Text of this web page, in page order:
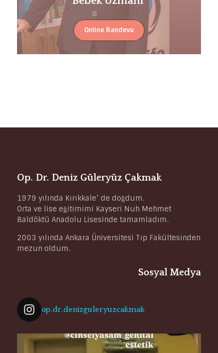
Online Randevu
Op. Dr. Deniz Güleryüz Çakmak
1979 yılında Kırıkkale’ de doğdum.
Orta ve lise eğitimimi Kayseri Nuh Mehmet
Baldöktü Anadolu Lisesinde tamamladım.
2003 yılında Ankara Üniversitesi Tıp Fakültesinden
mezun oldum.
Sosyal Medya
op.dr.denizguleryuzcakmak